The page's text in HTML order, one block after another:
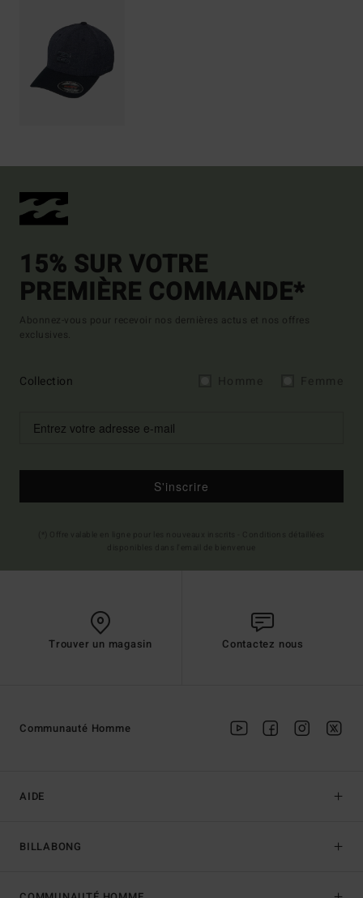
15% SUR VOTRE
PREMIÈRE COMMANDE*
Abonnez-vous pour recevoir nos dernières actus et nos offres
exclusives.
Collection
S'inscrire
Trouver un magasin Contactez nous
AIDE
BILLABONG
Communauté Homme